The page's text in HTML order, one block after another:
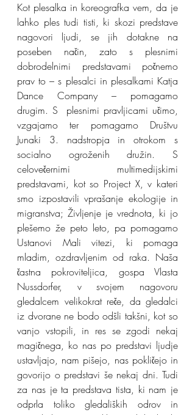
Kot plesalka in koreografka vem, da je
lahko ples tudi tisti, ki skozi predstave
nagovori ljudi, se jih dotakne na
poseben način, zato s plesnimi
dobrodelnimi predstavami počnemo
prav to – s plesalci in plesalkami Katja
Dance Company – pomagamo
drugim. S  plesnimi pravljicami učimo,
vzgajamo ter pomagamo Društvu
Junaki 3. nadstropja in otrokom s
socialno ogroženih družin. S
celovečernimi multimedijskimi
predstavami, kot so Project X, v kateri
smo izpostavili vprašanje ekologije in
migranstva; Življenje je vrednota, ki jo
plešemo že peto leto, pa pomagamo
Ustanovi Mali vitezi, ki pomaga
mladim, ozdravljenim od raka. Naša
častna pokroviteljica, gospa Vlasta
Nussdorfer, v svojem nagovoru
gledalcem velikokrat reče, da gledalci
iz dvorane ne bodo odšli takšni, kot so
vanjo vstopili, in res se zgodi nekaj
magičnega, ko nas po predstavi ljudje
ustavljajo, nam pišejo, nas pokličejo in
govorijo o predstavi še nekaj dni. Tudi
za nas je ta predstava tista, ki nam je
odprla toliko gledaliških odrov in